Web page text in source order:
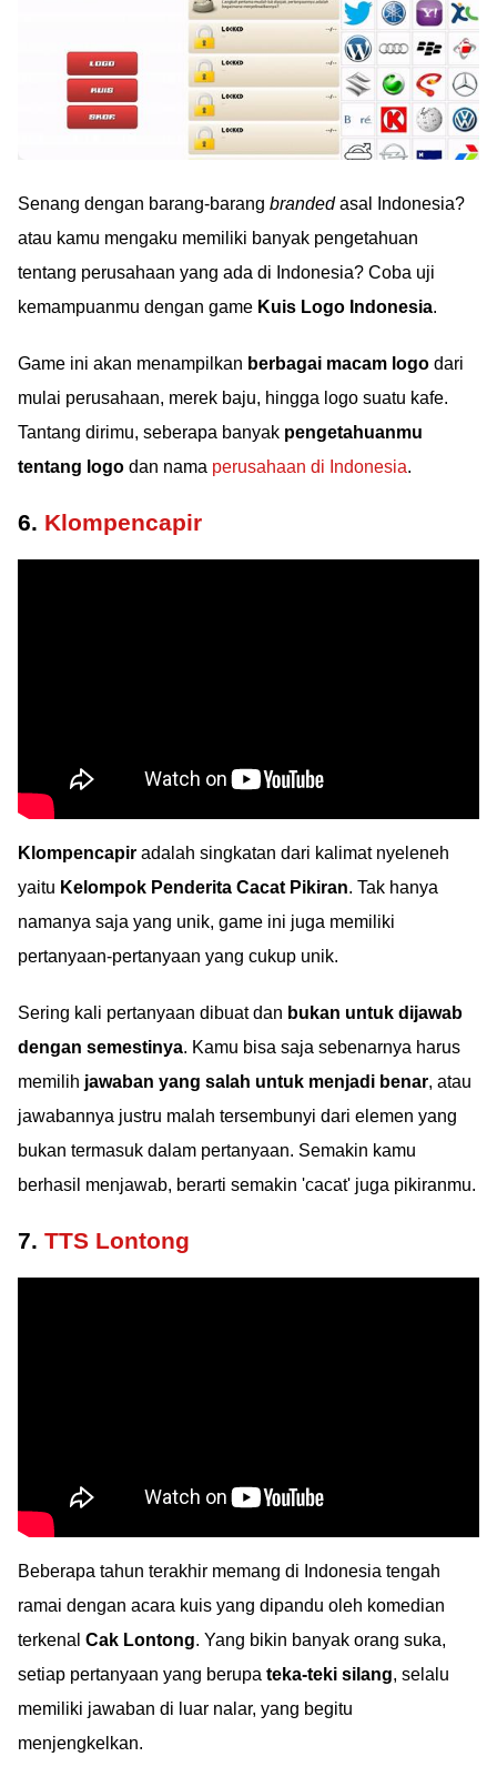
Senang dengan barang-barang brandedasal Indonesia?
atau kamu mengaku memiliki banyak pengetahuan
tentang perusahaan yang ada di Indonesia? Coba uji
kemampuanmu dengan game Kuis Logo Indonesia.
Game ini akan menampilkan berbagai macam logo dari
mulai perusahaan, merek baju, hingga logo suatu kafe.
Tantang dirimu, seberapa banyak pengetahuanmu
tentang logo dan nama perusahaan di Indonesia.
6. Klompencapir
Klompencapir adalah singkatan dari kalimat nyeleneh
yaitu Kelompok Penderita Cacat Pikiran. Tak hanya
namanya saja yang unik, game ini juga memiliki
pertanyaan-pertanyaan yang cukup unik.
Sering kali pertanyaan dibuat dan bukan untuk dijawab
dengan semestinya. Kamu bisa saja sebenarnya harus
memilih jawaban yang salah untuk menjadi benar, atau
jawabannya justru malah tersembunyi dari elemen yang
bukan termasuk dalam pertanyaan. Semakin kamu
berhasil menjawab, berarti semakin 'cacat' juga pikiranmu.
7. TTS Lontong
Beberapa tahun terakhir memang di Indonesia tengah
ramai dengan acara kuis yang dipandu oleh komedian
terkenal Cak Lontong. Yang bikin banyak orang suka,
setiap pertanyaan yang berupa teka-teki silang, selalu
memiliki jawaban di luar nalar, yang begitu
menjengkelkan.